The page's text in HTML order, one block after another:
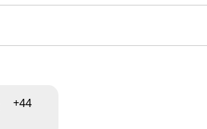
+44